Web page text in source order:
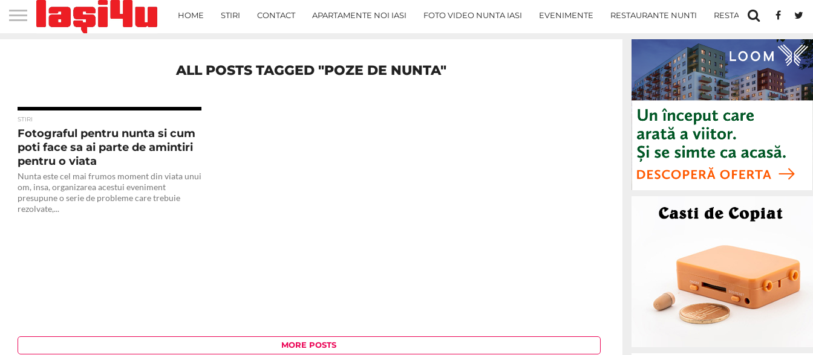
HOME STIRI CONTACT APARTAMENTE NOI IASI FOTO VIDEO NUNTA IASI EVENIMENTE RESTAURANTE NUNTI RESTAURANTE IN IASI
ALL POSTS TAGGED "POZE DE NUNTA"
STIRI
Fotograful pentru nunta si cum
poti face sa ai parte de amintiri
pentru o viata
Nunta este cel mai frumos moment din viata unui
om, insa, organizarea acestui eveniment
presupune o serie de probleme care trebuie
rezolvate,...
MORE POSTS